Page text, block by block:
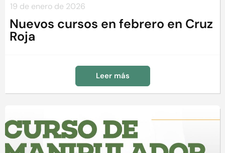
19 de enero de 2026
Nuevos cursos en febrero en Cruz
Roja
Leer más